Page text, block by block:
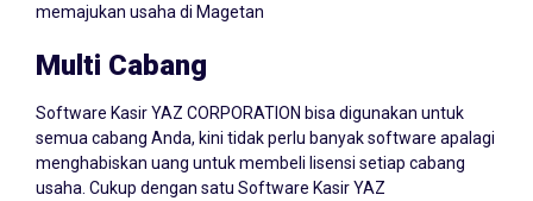
semua cabang Anda, kini tidak perlu banyak software apalagi
menghabiskan uang untuk membeli lisensi setiap cabang
usaha. Cukup dengan satu Software Kasir YAZ
CORPORATION kini bisa memantau dan mengelola semua